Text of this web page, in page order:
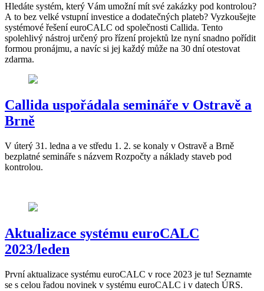
Hledáte systém, který Vám umožní mít své zakázky pod kontrolou?
A to bez velké vstupní investice a dodatečných plateb? Vyzkoušejte
systémové řešení euroCALC od společnosti Callida. Tento
spolehlivý nástroj určený pro řízení projektů lze nyní snadno pořídit
formou pronájmu, a navíc si jej každý může na 30 dní otestovat
zdarma.
Callida uspořádala semináře v Ostravě a
Brně
V úterý 31. ledna a ve středu 1. 2. se konaly v Ostravě a Brně
bezplatné semináře s názvem Rozpočty a náklady staveb pod
kontrolou.
Aktualizace systému euroCALC
2023/leden
První aktualizace systému euroCALC v roce 2023 je tu! Seznamte
se s celou řadou novinek v systému euroCALC i v datech ÚRS.